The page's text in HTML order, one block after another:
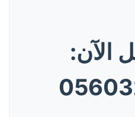
الآن: